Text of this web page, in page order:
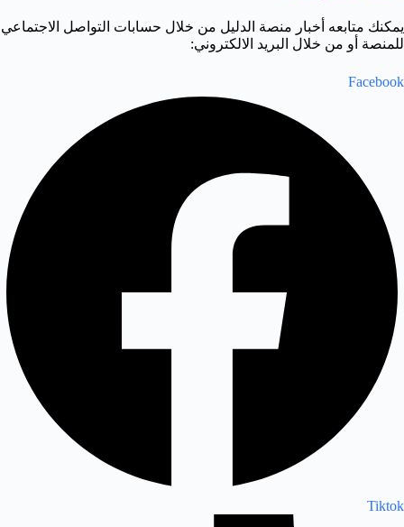
يمكنك متابعه أخبار منصة الدليل من خلال حسابات التواصل الاجتماعي
للمنصة أو من خلال البريد الالكتروني:
Facebook
Tiktok